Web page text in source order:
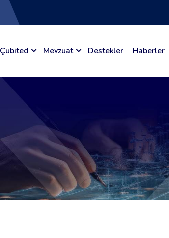
Çubited Mevzuat Destekler Haberler